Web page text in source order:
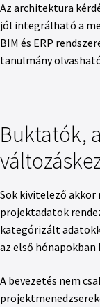
Az architektura
jól integrálható a
BIM és ERP
tanulmány
Buktatók,
Sok kivitelező
projektadatok
kategórizált
az első
A bevezetés nem